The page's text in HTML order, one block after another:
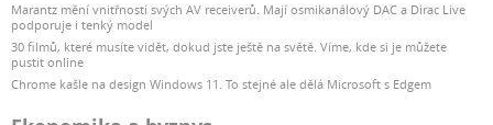
Marantz mění vnitřnosti svých AV receiverů. Mají osmikanálový DAC a Dirac Live
podporuje i tenký model
30 filmů, které musíte vidět, dokud jste ještě na světě. Víme, kde si je můžete
pustit online
Chrome kašle na design Windows 11. To stejné ale dělá Microsoft s Edgem